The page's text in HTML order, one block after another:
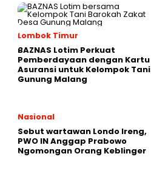
Lombok Timur
BAZNAS Lotim Perkuat
Pemberdayaan dengan Kartu
Asuransi untuk Kelompok Tani
Gunung Malang
Nasional
Sebut wartawan Londo Ireng,
PWO IN Anggap Prabowo
Ngomongan Orang Keblinger